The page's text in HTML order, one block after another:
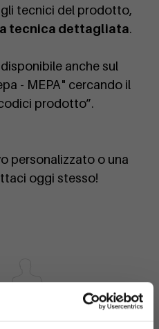
tecnici del prodotto,
tecnica dettagliata.
anche sul
- MEPA" cercando il
prodotto”.
personalizzato o una
oggi stesso!